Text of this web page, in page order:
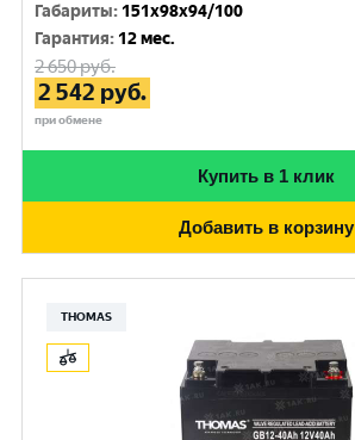
Габариты: 151x98x94/100
Гарантия: 12 мес.
2 650руб.
2 542 руб.
при обмене
Купить в 1 клик
Добавить в корзину
THOMAS